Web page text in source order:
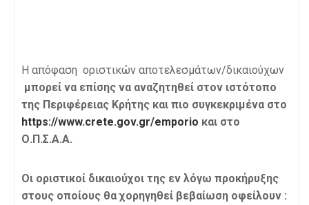
Η απόφαση οριστικών αποτελεσμάτων/δικαιούχων
μπορεί να επίσης να αναζητηθεί στον ιστότοπο
της Περιφέρειας Κρήτης και πιο συγκεκριμένα στο
https://www.crete.gov.gr/emporio και στο
Ο.Π.Σ.Α.Α.
Οι οριστικοί δικαιούχοι της εν λόγω προκήρυξης
στους οποίους θα χορηγηθεί βεβαίωση οφείλουν :